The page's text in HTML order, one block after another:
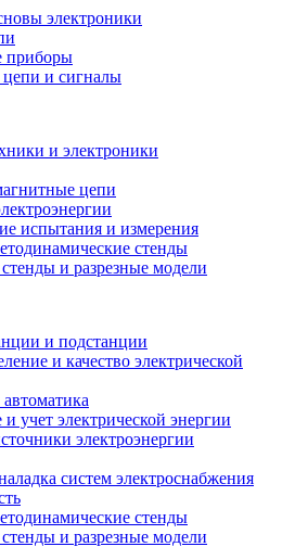
электроники
приборы
цепи и сигналы
и электроники
цепи
испытания и измерения
стенды
и разрезные модели
и подстанции
и качество электрической
учет электрической энергии
электроэнергии
систем электроснабжения
стенды
и разрезные модели